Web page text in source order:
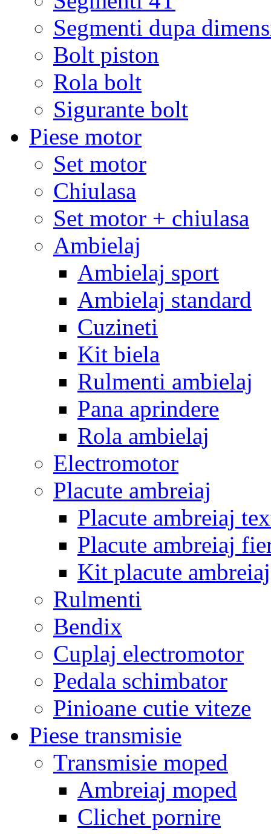
Segmenti dupa
Bolt piston
Rola bolt
Sigurante bolt
Piese motor
Set motor
Chiulasa
Set motor + chiulasa
Ambielaj
Ambielaj sport
Ambielaj standard
Cuzineti
Kit biela
Rulmenti ambielaj
Pana aprindere
Rola ambielaj
Electromotor
Placute ambreiaj
Placute ambreiaj
Placute ambreiaj
Kit placute ambreiaj
Rulmenti
Bendix
Cuplaj electromotor
Pedala schimbator
Pinioane cutie viteze
Piese transmisie
Transmisie moped
Ambreiaj moped
Clichet pornire